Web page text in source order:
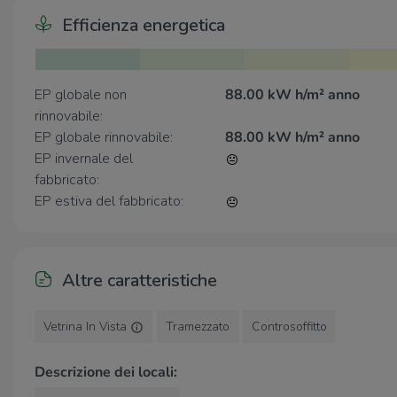
a 900 metri dalla Tangenziale Sud e Casello A4
BresciaOvest.
Efficienza energetica
EP globale non
rinnovabile:
88.00 kW h/m² anno
EP globale rinnovabile:
88.00 kW h/m² anno
EP invernale del
fabbricato:
EP estiva del fabbricato:
Altre caratteristiche
Vetrina In Vista Tramezzato Controsoffitto
Descrizione dei locali: